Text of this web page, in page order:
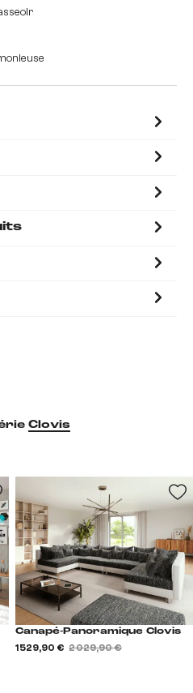
Clovis
Canapé-Panoramique Clovis
1 529,90 € 2 029,90 €